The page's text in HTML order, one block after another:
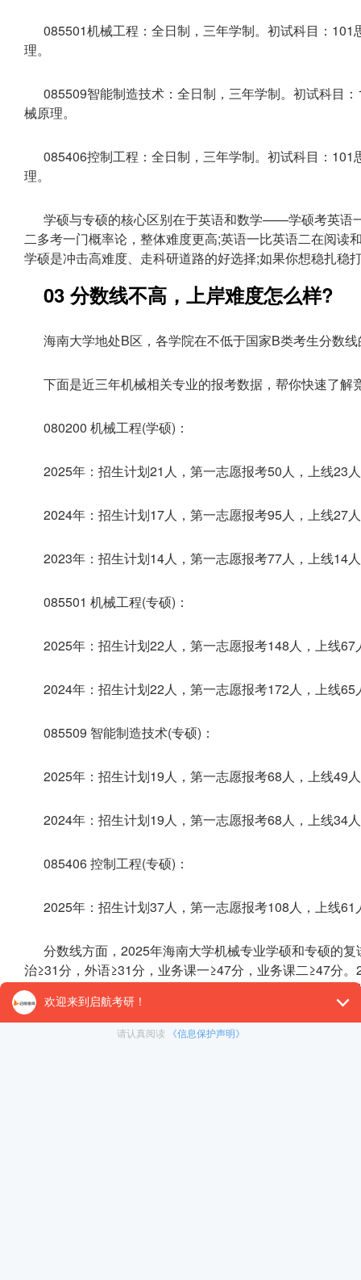
085501机械工程：全日制，三年学制。初试科目：
理。
085509智能制造技术：全日制，三年学制。初试科目
械原理。
085406控制工程：全日制，三年学制。初试科目：
理。
学硕与专硕的核心区别在于英语和数学——学硕考英语
二多考一门概率论，整体难度更高;英语一比英语二在阅读
学硕是冲击高难度、走科研道路的好选择;如果你想稳扎稳
03 分数线不高，上岸难度怎么样?
海南大学地处B区，各学院在不低于国家B类考生分数
下面是近三年机械相关专业的报考数据，帮你快速了解
080200 机械工程(学硕)：
2025年：招生计划21人，第一志愿报考50人，上线23
2024年：招生计划17人，第一志愿报考95人，上线27
2023年：招生计划14人，第一志愿报考77人，上线14
085501 机械工程(专硕)：
2025年：招生计划22人，第一志愿报考148人，上线
2024年：招生计划22人，第一志愿报考172人，上线
085509 智能制造技术(专硕)：
2025年：招生计划19人，第一志愿报考68人，上线49
2024年：招生计划19人，第一志愿报考68人，上线34
085406 控制工程(专硕)：
2025年：招生计划37人，第一志愿报考108人，上线
分数线方面，2025年海南大学机械专业学硕和专硕的
治≥31分，外语≥31分，业务课一≥47分，业务课二≥47分
志愿上线17人，全部录取，复录比为1:1，政策对一志愿考
⚠️ 重要提醒：虽然复试线较低，但实际录取的平均分